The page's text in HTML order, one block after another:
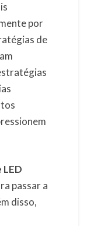
por
de
LED
passar a
disso,